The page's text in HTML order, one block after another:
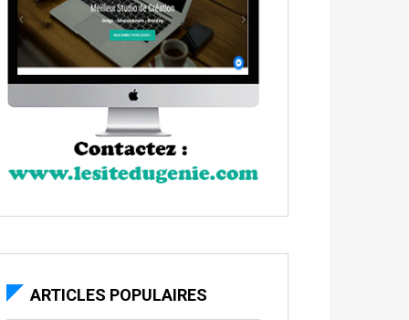
ARTICLES POPULAIRES